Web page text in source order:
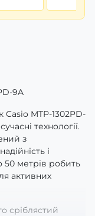
9A
MTP-1302PD-
технології.
з
і
50 метрів робить
активних
сріблястий